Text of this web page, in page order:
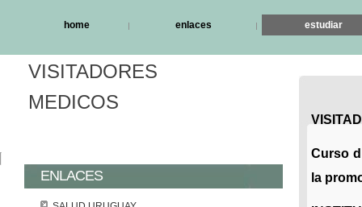
home enlaces estudiar
VISITADORES
MEDICOS
Curso
la
ENLACES